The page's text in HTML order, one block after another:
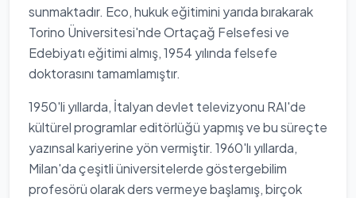
sunmaktadır. Eco, hukuk eğitimini yarıda bırakarak
Torino Üniversitesi'nde Ortaçağ Felsefesi ve
Edebiyatı eğitimi almış, 1954 yılında felsefe
doktorasını tamamlamıştır.
1950'li yıllarda, İtalyan devlet televizyonu RAI'de
kültürel programlar editörlüğü yapmış ve bu süreçte
yazınsal kariyerine yön vermiştir. 1960'lı yıllarda,
Milan'da çeşitli üniversitelerde göstergebilim
profesörü olarak ders vermeye başlamış, birçok